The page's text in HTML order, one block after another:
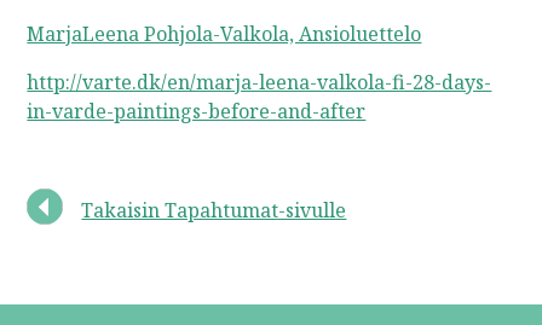
MarjaLeena Pohjola-Valkola, Ansioluettelo
http://varte.dk/en/marja-leena-valkola-fi-28-days-
in-varde-paintings-before-and-after
Takaisin Tapahtumat-sivulle